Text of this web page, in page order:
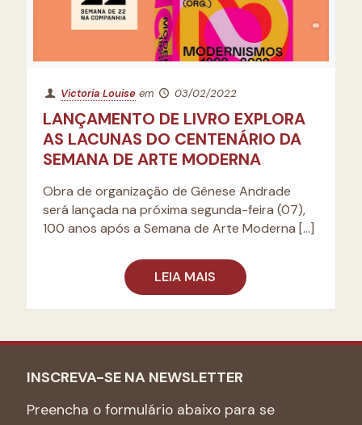
Victoria Louise em 03/02/2022
LANÇAMENTO DE LIVRO EXPLORA
AS LACUNAS DO CENTENÁRIO DA
SEMANA DE ARTE MODERNA
Obra de organização de Gênese Andrade
será lançada na próxima segunda-feira (07),
100 anos após a Semana de Arte Moderna […]
LEIA MAIS
INSCREVA-SE NA NEWSLETTER
Preencha o formulário abaixo para se